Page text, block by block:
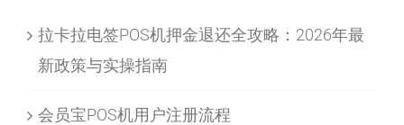
拉卡拉电签POS机押金退还全攻略：2026年最
新政策与实操指南
会员宝POS机用户注册流程